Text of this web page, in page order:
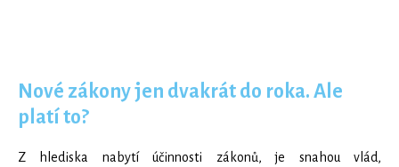
Nové zákony jen dvakrát do roka. Ale
platí to?
Z hlediska nabytí účinnosti zákonů, je snahou vlád,